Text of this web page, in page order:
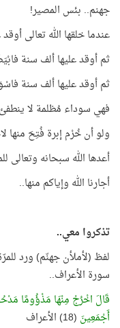
جهنم.. بئس المصير!
عندما خلقها الله تعالى
ثم أوقد عليها ألف سنة
ثم أوقد عليها ألف سنة
فهي سوداء مُظلمة لا ينطفئ
ولو أن خُرْم إبرة فُتِحَ منها
أعدها الله سبحانه وتعالى
أجارنا الله وإياكم منها..
تذكروا معي..
سورة الأعراف..
قَالَ اخْرُجْ مِنْهَا مَذْؤُومًا
أَجْمَعِينَ (18) الأعراف